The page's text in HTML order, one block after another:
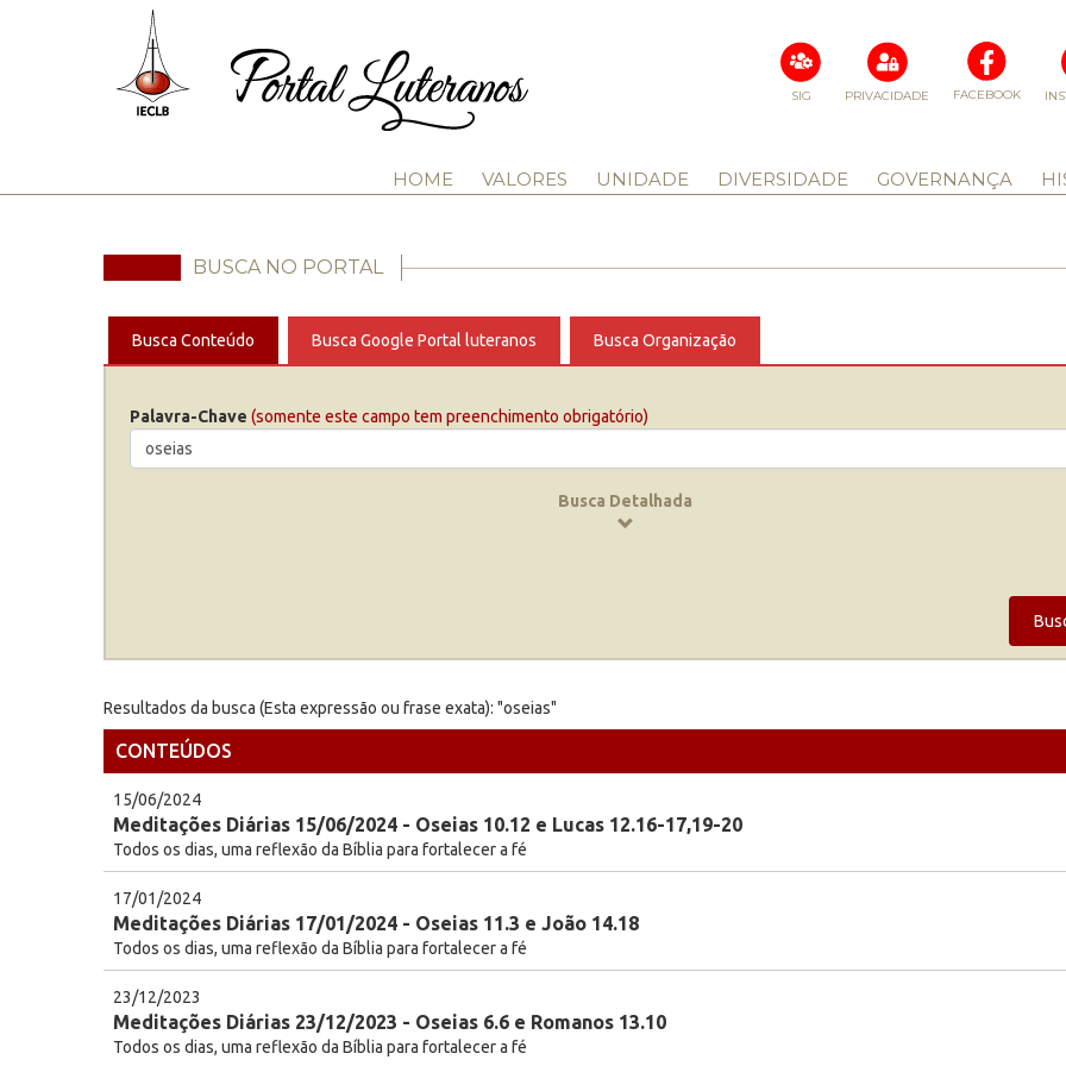
FACEBOOK
PRIVACIDADE
SIG
HOME VALORES UNIDADE DIVERSIDADE GOVERNANÇA
BUSCA NO PORTAL
Busca Conteúdo Busca Google Portal luteranos Busca Organização
Palavra-Chave (somente este campo tem preenchimento obrigatório)
Busca Detalhada
Resultados da busca (Esta expressão ou frase exata): "oseias"
CONTEÚDOS
15/06/2024
Meditações Diárias 15/06/2024 - Oseias 10.12 e Lucas 12.16-17,19-20
Todos os dias, uma reflexão da Bíblia para fortalecer a fé
17/01/2024
Meditações Diárias 17/01/2024 - Oseias 11.3 e João 14.18
Todos os dias, uma reflexão da Bíblia para fortalecer a fé
23/12/2023
Meditações Diárias 23/12/2023 - Oseias 6.6 e Romanos 13.10
Todos os dias, uma reflexão da Bíblia para fortalecer a fé